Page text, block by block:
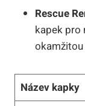
Rescue
kapek pro
Název kapky